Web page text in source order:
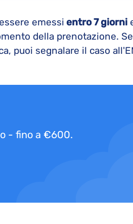
emessi entro 7 giorni
della prenotazione.
puoi segnalare il caso
- fino a €600.